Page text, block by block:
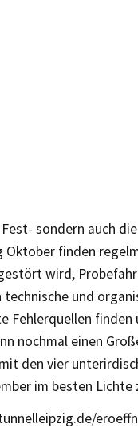
sondern auch die
finden
wird,
und
Fehlerquellen finden
nochmal einen
den vier
im besten Lichte